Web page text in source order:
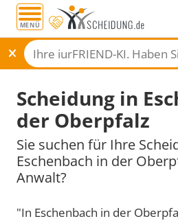
MENÜ
Scheidung in
der Oberpfalz
Sie suchen für Ihre
Eschenbach in der
Anwalt?
"In Eschenbach in der